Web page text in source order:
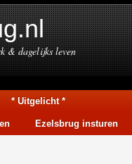
& dagelijks leven
* Uitgelicht *
Ezelsbrug insturen